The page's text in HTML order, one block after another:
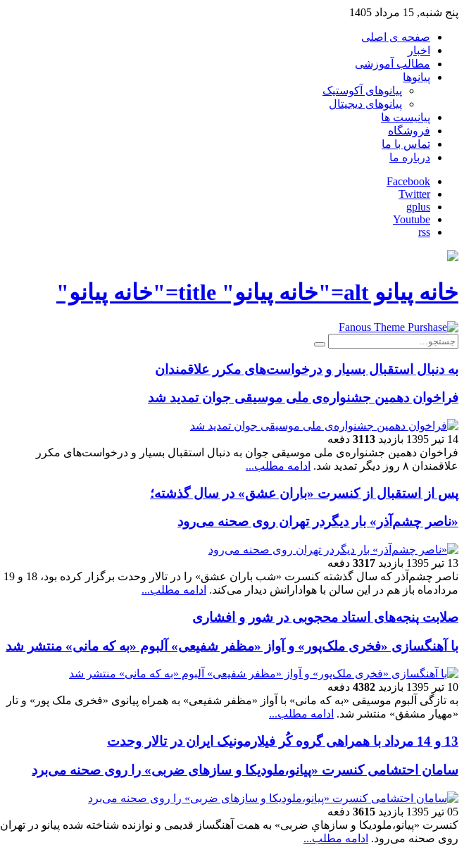
پنج شنبه, 15 مرداد 1405
صفحه ی اصلی
اخبار
مطالب آموزشی
پیانوها
پیانوهای آکوستیک
پیانوهای دیجیتال
پیانیست ها
فروشگاه
تماس با ما
درباره ما
Facebook
Twitter
gplus
Youtube
rss
خانه پیانو alt="خانه پیانو" title="خانه پیانو"
به دنبال استقبال بسیار و درخواست‌های مکرر علاقمندان
فراخوان دهمین جشنواره‌ی ملی موسیقی جوان تمدید شد
14 تیر 1395 بازدید 3113 دفعه
فراخوان دهمین جشنواره‌ی ملی موسیقی جوان به دنبال استقبال بسیار و درخواست‌های مکرر
علاقمندان ۸ روز دیگر تمدید شد.
ادامه مطلب...
پس از استقبال از کنسرت «باران عشق» در سال گذشته؛
«ناصر چشم‌آذر» بار دیگردر تهران روی صحنه می‌رود
13 تیر 1395 بازدید 3317 دفعه
ناصر چشم‌آذر که سال گذشته کنسرت «شب باران عشق» را در تالار وحدت برگزار کرده بود، 18 و 19
مردادماه باز هم در این سالن با هوادارانش دیدار می‌کند. ادامه مطلب...
صلابت پنجه‌های استاد محجوبی در شور و افشاری
با آهنگسازی «فخری ملک‌پور» و آواز «مظفر شفیعی» آلبوم «به که مانی» منتشر شد
10 تیر 1395 بازدید 4382 دفعه
به تازگی آلبوم موسیقی «به که مانی» با آواز «مظفر شفیعی» به همراه پیانوی «فخری ملک پور» و تار
«مهیار مشفق» منتشر شد. ادامه مطلب...
13 و 14 مرداد با همراهی گروه کُر فیلارمونیک ایران در تالار وحدت
سامان احتشامی کنسرت «پيانو،ملوديكا و سازهای ضربی» را روی صحنه می‌برد
05 تیر 1395 بازدید 3615 دفعه
کنسرت «پيانو،ملوديكا و سازهاي ضربی» به همت آهنگساز قدیمی و نوازنده شناخته شده پیانو در تهران
روی صحنه می‌رود. ادامه مطلب...